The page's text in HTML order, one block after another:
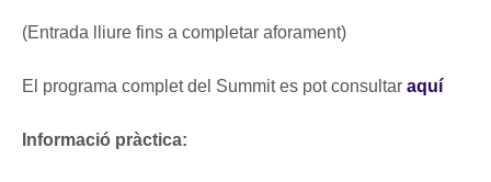
(Entrada lliure fins a completar aforament)
El programa complet del Summit es pot consultar aquí
Informació pràctica: